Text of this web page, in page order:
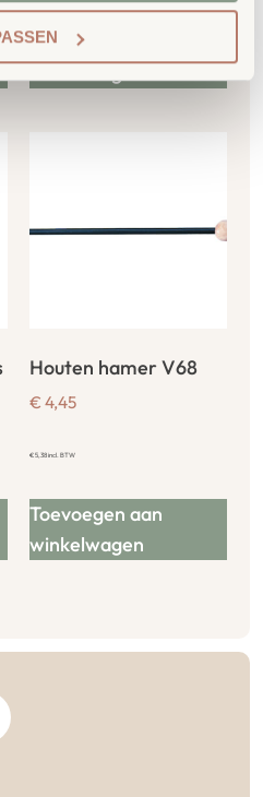
Toevoegen aan
winkelwagen
Houten hamer V68
€ 4,45
€5,38incl. BTW
Toevoegen aan
winkelwagen